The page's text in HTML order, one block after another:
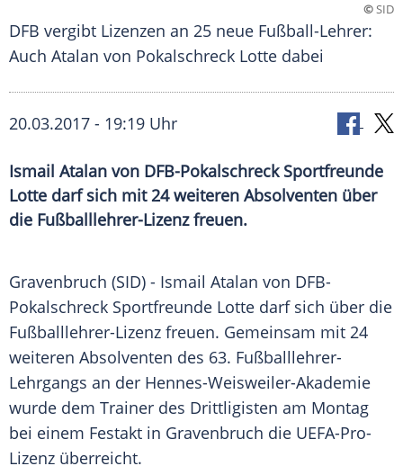
©SID
DFB vergibt Lizenzen an 25 neue Fußball-Lehrer:
Auch Atalan von Pokalschreck Lotte dabei
20.03.2017 - 19:19 Uhr
Ismail Atalan von DFB-Pokalschreck Sportfreunde
Lotte darf sich mit 24 weiteren Absolventen über
die Fußballlehrer-Lizenz freuen.
Gravenbruch (SID) - Ismail Atalan von DFB-
Pokalschreck Sportfreunde Lotte darf sich über die
Fußballlehrer-Lizenz freuen. Gemeinsam mit 24
weiteren Absolventen des 63. Fußballlehrer-
Lehrgangs an der Hennes-Weisweiler-Akademie
wurde dem Trainer des Drittligisten am Montag
bei einem Festakt in Gravenbruch die UEFA-Pro-
Lizenz überreicht.